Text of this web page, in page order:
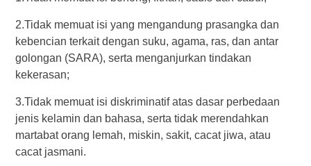
2.Tidak memuat isi yang mengandung prasangka dan
kebencian terkait dengan suku, agama, ras, dan antar
golongan (SARA), serta menganjurkan tindakan
kekerasan;
3.Tidak memuat isi diskriminatif atas dasar perbedaan
jenis kelamin dan bahasa, serta tidak merendahkan
martabat orang lemah, miskin, sakit, cacat jiwa, atau
cacat jasmani.